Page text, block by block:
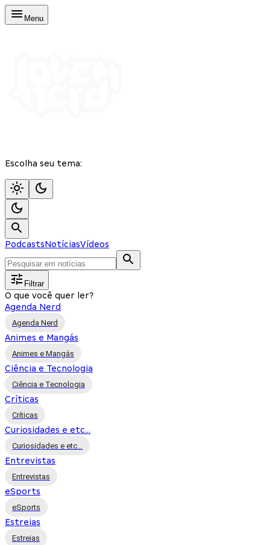
Menu
Escolha seu tema:
PodcastsNotíciasVídeos
Filtrar
O que você quer ler?
Agenda Nerd
Agenda Nerd
Animes e Mangás
Animes e Mangás
Ciência e Tecnologia
Ciência e Tecnologia
Críticas
Críticas
Curiosidades e etc...
Curiosidades e etc...
Entrevistas
Entrevistas
eSports
eSports
Estreias
Estreias